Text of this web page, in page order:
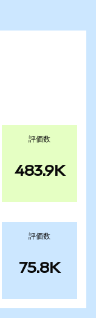
評価数
483.9K
評価数
75.8K